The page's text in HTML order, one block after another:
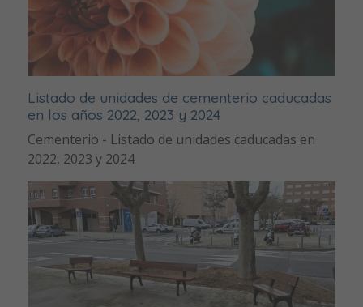
Listado de unidades de cementerio caducadas
en los años 2022, 2023 y 2024
Cementerio - Listado de unidades caducadas en
2022, 2023 y 2024